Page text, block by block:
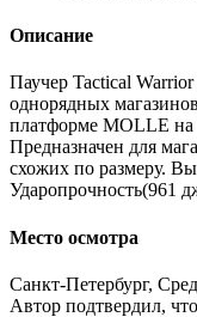
Описание
Паучер Tactical
однорядных
платформе MOLLE на
Предназначен для
схожих по размеру.
Ударопрочность(961
Место осмотра
Санкт-Петербург,
Автор подтвердил,